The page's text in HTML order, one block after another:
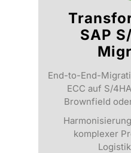
SAP
End-to-End-
ECC auf S/
Brownfield
komplexer